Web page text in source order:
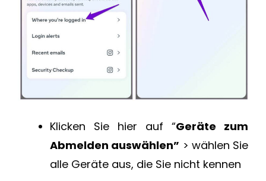
Klicken Sie hier auf “Geräte zum
Abmelden auswählen” > wählen Sie
alle Geräte aus, die Sie nicht kennen